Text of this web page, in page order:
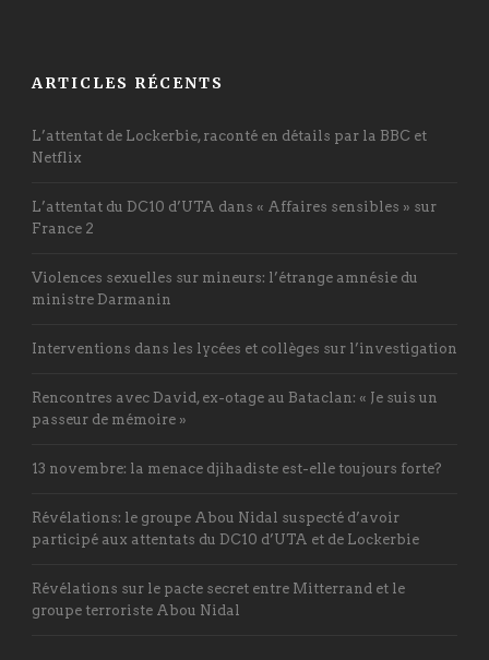
ARTICLES RÉCENTS
L’attentat de Lockerbie, raconté en détails par la BBC et
Netflix
L’attentat du DC10 d’UTA dans « Affaires sensibles » sur
France 2
Violences sexuelles sur mineurs: l’étrange amnésie du
ministre Darmanin
Interventions dans les lycées et collèges sur l’investigation
Rencontres avec David, ex-otage au Bataclan: « Je suis un
passeur de mémoire »
13 novembre: la menace djihadiste est-elle toujours forte?
Révélations: le groupe Abou Nidal suspecté d’avoir
participé aux attentats du DC10 d’UTA et de Lockerbie
Révélations sur le pacte secret entre Mitterrand et le
groupe terroriste Abou Nidal